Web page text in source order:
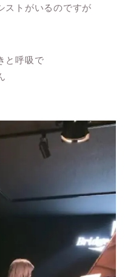
ストがいるのですが
と呼吸で